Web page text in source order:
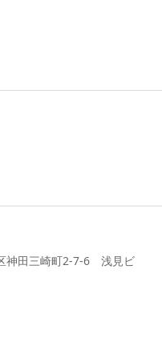
神田三崎町2-7-6 浅見ビ